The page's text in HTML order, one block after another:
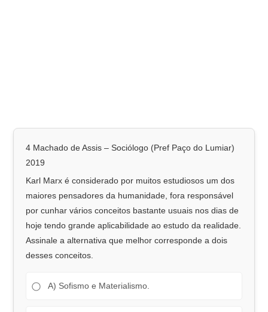
4 Machado de Assis – Sociólogo (Pref Paço do Lumiar)
2019
Karl Marx é considerado por muitos estudiosos um dos
maiores pensadores da humanidade, fora responsável
por cunhar vários conceitos bastante usuais nos dias de
hoje tendo grande aplicabilidade ao estudo da realidade.
Assinale a alternativa que melhor corresponde a dois
desses conceitos.
A) Sofismo e Materialismo.